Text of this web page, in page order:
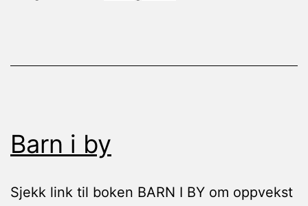
Barn i by
Sjekk link til boken BARN I BY om oppvekst